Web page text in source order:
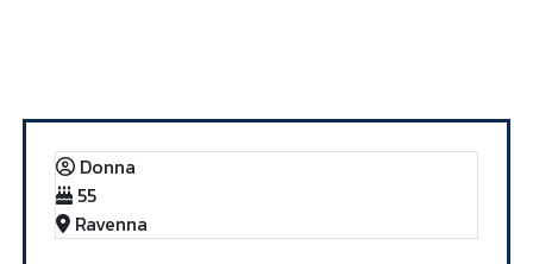
Annunci
Donna
55
Ravenna